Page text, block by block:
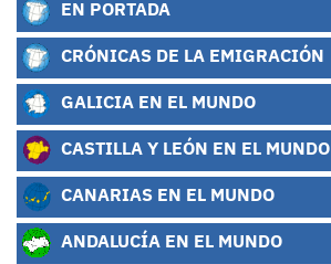
EN PORTADA
CRÓNICAS DE LA EMIGRACIÓN
GALICIA EN EL MUNDO
CASTILLA Y LEÓN EN EL MUNDO
CANARIAS EN EL MUNDO
ANDALUCÍA EN EL MUNDO